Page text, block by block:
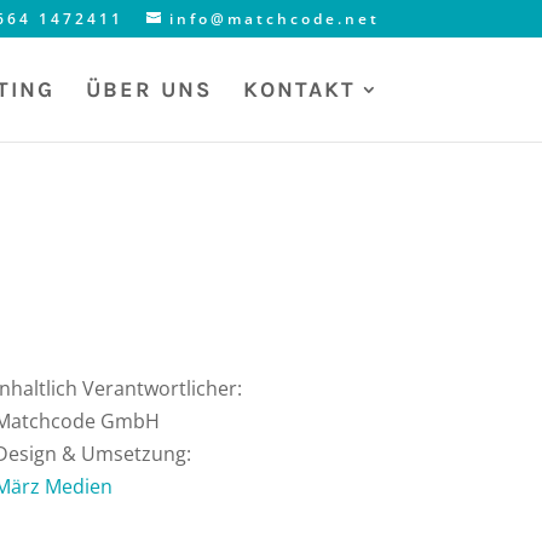
1472411 info@matchcode.net
ÜBER UNS KONTAKT
Verantwortlicher:
GmbH
& Umsetzung:
Medien